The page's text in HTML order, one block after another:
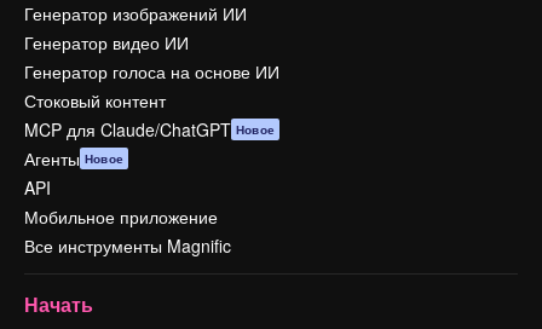
Генератор изображений ИИ
Генератор видео ИИ
Генератор голоса на основе ИИ
Стоковый контент
MCP для Claude/ChatGPT Новое
Агенты Новое
API
Мобильное приложение
Все инструменты Magnific
Начать